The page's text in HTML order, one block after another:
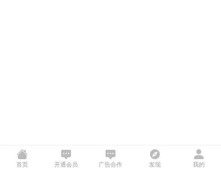
首页 开通会员 广告合作 发现 我的